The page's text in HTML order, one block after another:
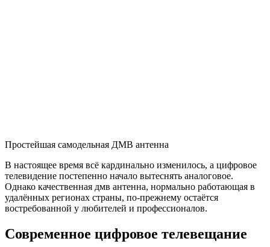
Простейшая самодельная ДМВ антенна
В настоящее время всё кардинально изменилось, а цифровое
телевидение постепенно начало вытеснять аналоговое.
Однако качественная дмв антенна, нормально работающая в
удалённых регионах страны, по-прежнему остаётся
востребованной у любителей и профессионалов.
Современное цифровое телевещание